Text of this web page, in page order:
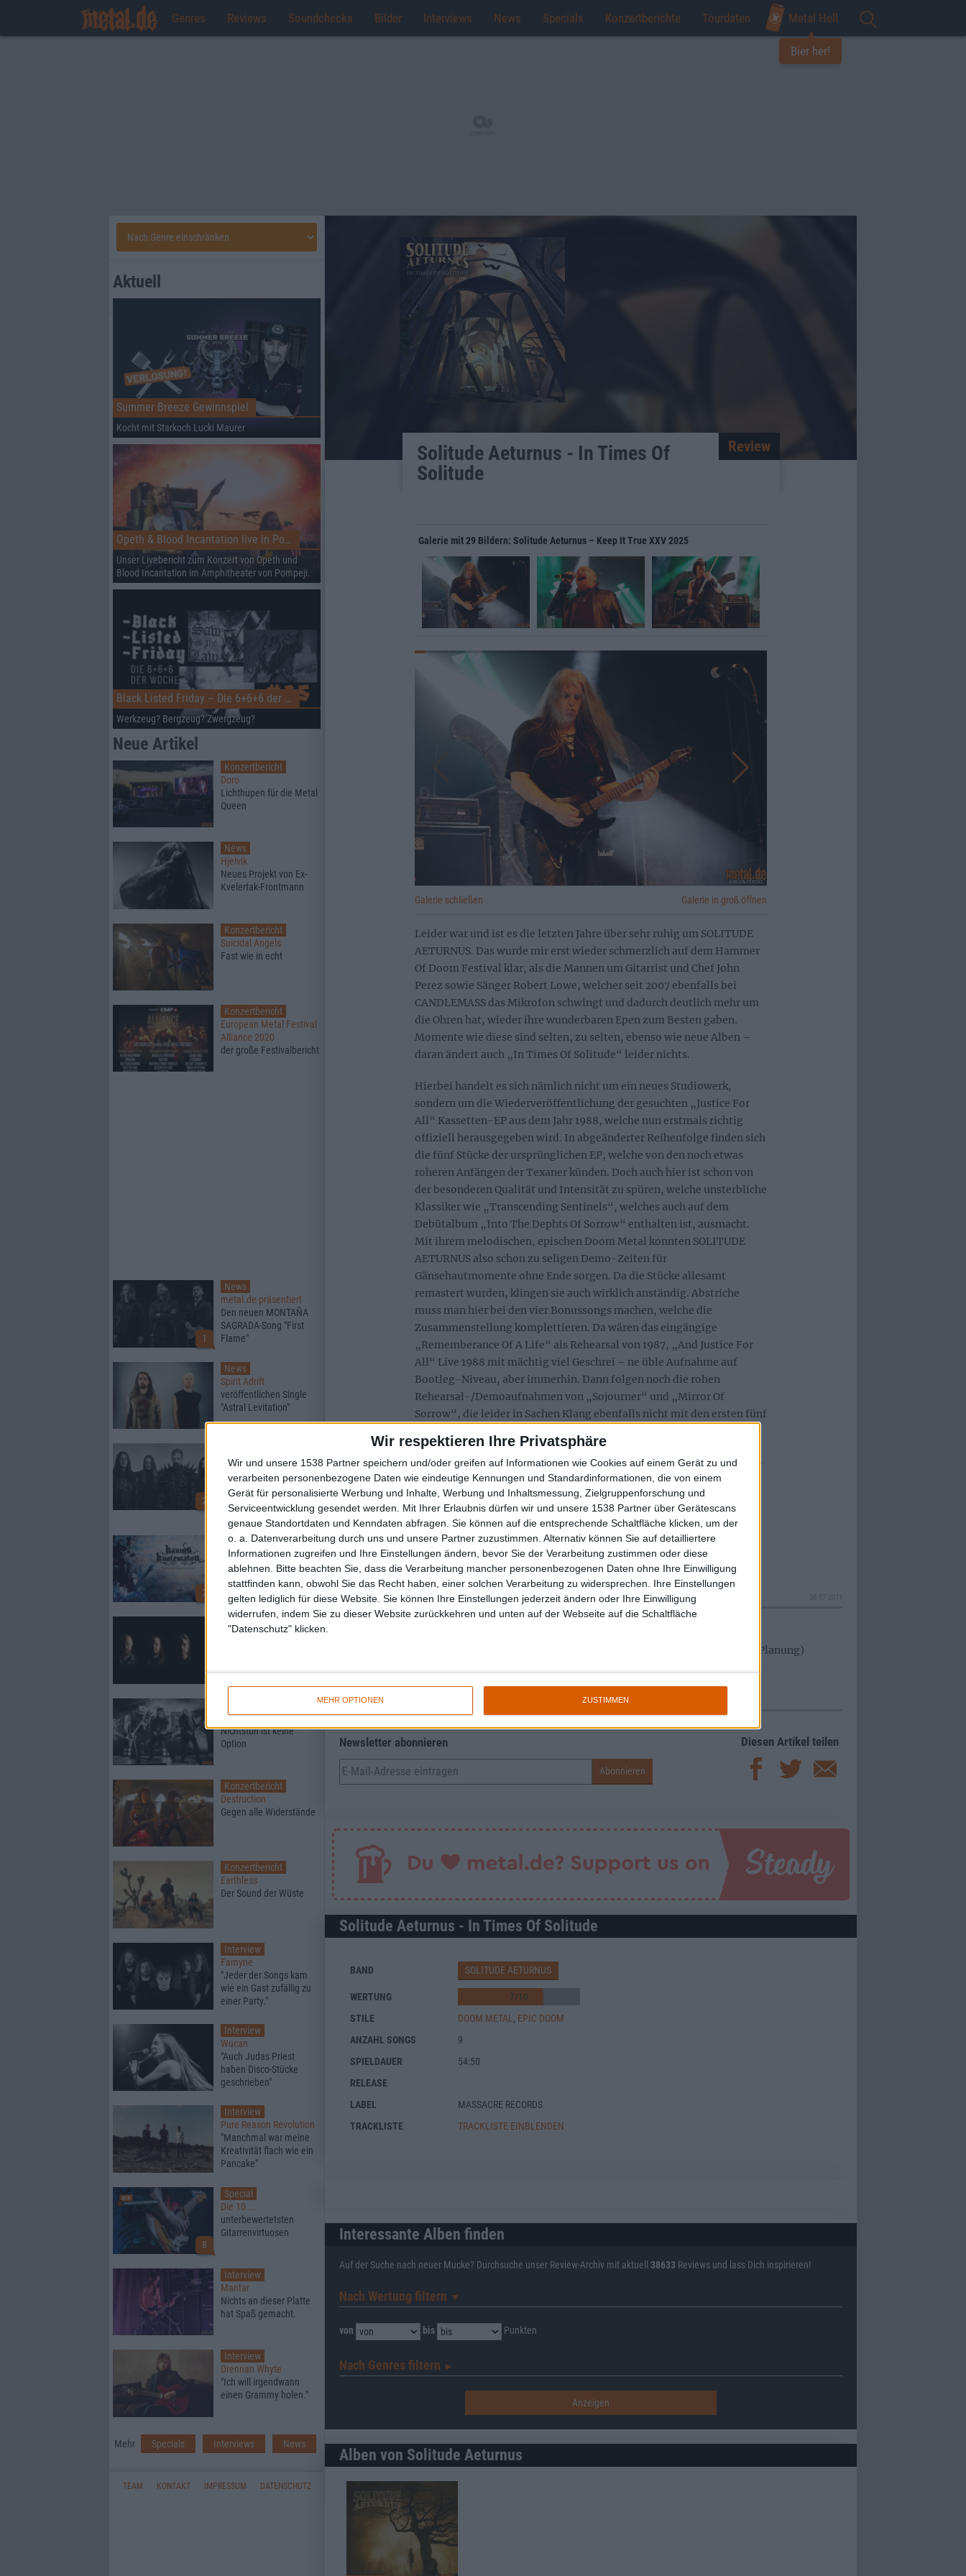
Wir respektieren Ihre Privatsphäre
Wir und unsere 1538 Partner speichern und/oder greifen auf Informationen wie Cookies auf einem Gerät zu und
verarbeiten personenbezogene Daten wie eindeutige Kennungen und Standardinformationen, die von einem
Gerät für personalisierte Werbung und Inhalte, Werbung und Inhaltsmessung, Zielgruppenforschung und
Serviceentwicklung gesendet werden.
Mit Ihrer Erlaubnis dürfen wir und unsere 1538 Partner über Gerätescans
genaue Standortdaten und Kenndaten abfragen. Sie können auf die entsprechende Schaltfläche klicken, um der
o. a. Datenverarbeitung durch uns und unsere Partner zuzustimmen. Alternativ können Sie auf detailliertere
Informationen zugreifen und Ihre Einstellungen ändern, bevor Sie der Verarbeitung zustimmen oder diese
ablehnen.
Bitte beachten Sie, dass die Verarbeitung mancher personenbezogenen Daten ohne Ihre Einwilligung
stattfinden kann, obwohl Sie das Recht haben, einer solchen Verarbeitung zu widersprechen. Ihre Einstellungen
gelten lediglich für diese Website. Sie können Ihre Einstellungen jederzeit ändern oder Ihre Einwilligung
widerrufen, indem Sie zu dieser Website zurückkehren und unten auf der Webseite auf die Schaltfläche
"Datenschutz" klicken.
MEHR OPTIONEN ZUSTIMMEN
Genres Reviews Soundchecks Bilder Interviews News Specials Konzertberichte Tourdaten Metal Hell
Bier her!
Solitude Aeturnus - In Times Of
Solitude
Review
Galerie mit 29 Bildern: Solitude Aeturnus – Keep It True XXV 2025
Galerie schließen Galerie in groß öffnen
Leider war und ist es die letzten Jahre über sehr ruhig um SOLITUDE
AETURNUS. Das wurde mir erst wieder schmerzlich auf dem Hammer
Of Doom Festival klar, als die Mannen um Gitarrist und Chef John
Perez sowie Sänger Robert Lowe, welcher seit 2007 ebenfalls bei
CANDLEMASS das Mikrofon schwingt und dadurch deutlich mehr um
die Ohren hat, wieder ihre wunderbaren Epen zum Besten gaben.
Momente wie diese sind selten, zu selten, ebenso wie neue Alben –
daran ändert auch „In Times Of Solitude“ leider nichts.
Hierbei handelt es sich nämlich nicht um ein neues Studiowerk,
sondern um die Wiederveröffentlichung der gesuchten „Justice For
All“ Kassetten-EP aus dem Jahr 1988, welche nun erstmals richtig
offiziell herausgegeben wird. In abgeänderter Reihenfolge finden sich
die fünf Stücke der ursprünglichen EP, welche von den noch etwas
roheren Anfängen der Texaner künden. Doch auch hier ist schon von
der besonderen Qualität und Intensität zu spüren, welche unsterbliche
Klassiker wie „Transcending Sentinels“, welches auch auf dem
Debütalbum „Into The Dephts Of Sorrow“ enthalten ist, ausmacht.
Mit ihrem melodischen, epischen Doom Metal konnten SOLITUDE
AETURNUS also schon zu seligen Demo-Zeiten für
Gänsehautmomente ohne Ende sorgen. Da die Stücke allesamt
remastert wurden, klingen sie auch wirklich anständig. Abstriche
muss man hier bei den vier Bonussongs machen, welche die
Zusammenstellung komplettieren. Da wären das eingängige
„Rememberance Of A Life“ als Rehearsal von 1987, „And Justice For
All“ Live 1988 mit mächtig viel Geschrei – ne üble Aufnahme auf
Bootleg-Niveau, aber immerhin. Dann folgen noch die rohen
Rehearsal-/Demoaufnahmen von „Sojourner“ und „Mirror Of
Sorrow“, die leider in Sachen Klang ebenfalls nicht mit den ersten fünf
Alles in allem eine sehr schöne Zusammenstellung für den Die-Hard-
SOLITUDE-AETURNUS-Fan, der sich sicherlich über die raren Tracks,
egal in welcher Klangqualität, freut.
Zur Startseite
Geschäftsführender Redakteur (stellv. Redaktionsleitung, News-Planung)
Newsletter abonnieren Diesen Artikel teilen
Solitude Aeturnus - In Times Of Solitude
BAND SOLITUDE AETURNUS
WERTUNG 7/10
STILE
DOOM METAL, EPIC DOOM
ANZAHL SONGS
9
SPIELDAUER
54:50
RELEASE
LABEL
MASSACRE RECORDS
TRACKLISTE
TRACKLISTE EINBLENDEN
Interessante Alben finden
Auf der Suche nach neuer Mucke? Durchsuche unser Review-Archiv mit aktuell 38633 Reviews und lass Dich inspirieren!
Nach Wertung filtern ▼︎
von bis Punkten
Nach Genres filtern ►︎
Alben von Solitude Aeturnus
Aktuell
Summer Breeze Gewinnspiel
Kocht mit Starkoch Lucki Maurer
Opeth & Blood Incantation live in Pompeji
Unser Livebericht zum Konzert von Opeth und
Blood Incantation im Amphitheater von Pompeji.
Black Listed Friday – Die 6+6+6 der Woche
Werkzeug? Bergzeug? Zwergzeug?
Neue Artikel
Konzertbericht
Doro
Lichthupen für die Metal
Queen
News
Hjelvik
Neues Projekt von Ex-
Kvelertak-Frontmann
Konzertbericht
Suicidal Angels
Fast wie in echt
Konzertbericht
European Metal Festival
Alliance 2020
der große Festivalbericht
1
News
metal.de präsentiert
Den neuen MONTAÑA
SAGRADA-Song "First
Flame"
News
Spirit Adrift
veröffentlichen Single
"Astral Levitation"
2
Nightfall
veröffentlichen
Performancevideo von
"Ishtar (Celebrate Your
Beauty)"
2
News
Kaunis Kuolematon
Neue Single & Album
News
Pallbearer
Single & Video
Destruction
Nichtstun ist keine
Option
Konzertbericht
Destruction
Gegen alle Widerstände
Konzertbericht
Earthless
Der Sound der Wüste
Interview
Famyne
"Jeder der Songs kam
wie ein Gast zufällig zu
einer Party."
Interview
Wucan
"Auch Judas Priest
haben Disco-Stücke
geschrieben"
Interview
Pure Reason Revolution
"Manchmal war meine
Kreativität flach wie ein
Pancake"
8
Special
Die 10 ...
unterbewertetsten
Gitarrenvirtuosen
Interview
Mantar
Nichts an dieser Platte
hat Spaß gemacht.
Interview
Drennan Whyte
"Ich will irgendwann
einen Grammy holen."
Mehr Specials Interviews News
TEAM KONTAKT IMPRESSUM DATENSCHUTZ